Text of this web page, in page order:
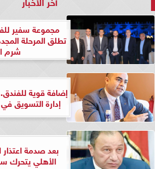
مجموعة سفير
تطلق المرحلة
شرم
إضافة قوية
إدارة التسويق
بعد صدمة
الأهلي يتحرك